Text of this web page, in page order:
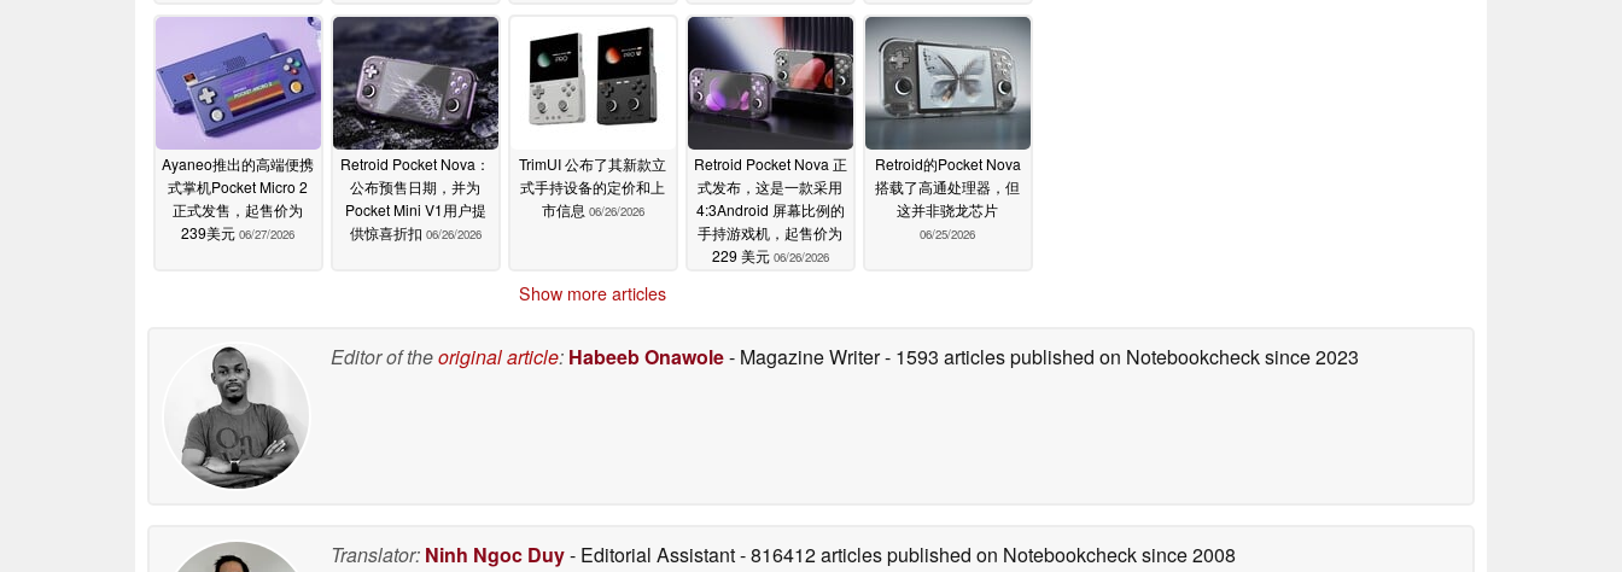
Ayaneo推出的高端便携
式掌机Pocket Micro 2
正式发售，起售价为
239美元 06/27/2026
Retroid Pocket Nova：
公布预售日期，并为
Pocket Mini V1用户提
供惊喜折扣 06/26/2026
TrimUI 公布了其新款立
式手持设备的定价和上
市信息 06/26/2026
Retroid Pocket Nova 正
式发布，这是一款采用
4:3Android 屏幕比例的
手持游戏机，起售价为
229 美元 06/26/2026
Retroid的Pocket Nova
搭载了高通处理器，但
这并非骁龙芯片
06/25/2026
Show more articles
Editor of theoriginal article: Habeeb Onawole- Magazine Writer- 1593 articles published on Notebookchecksince 2023
Translator: Ninh Ngoc Duy- Editorial Assistant- 816412 articles published on Notebookchecksince 2008